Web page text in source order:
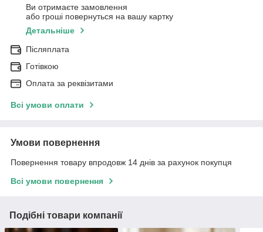
Ви отримаєте замовлення
або гроші повернуться на вашу картку
Детальніше
Післяплата
Готівкою
Оплата за реквізитами
Всі умови оплати
Умови повернення
Повернення товару впродовж 14 днів за рахунок покупця
Всі умови повернення
Подібні товари компанії